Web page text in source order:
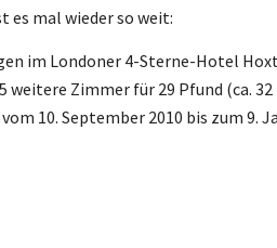
es mal wieder so weit:
im Londoner 4-Sterne-Hotel
weitere Zimmer für 29 Pfund (ca.
10. September 2010 bis zum 9.